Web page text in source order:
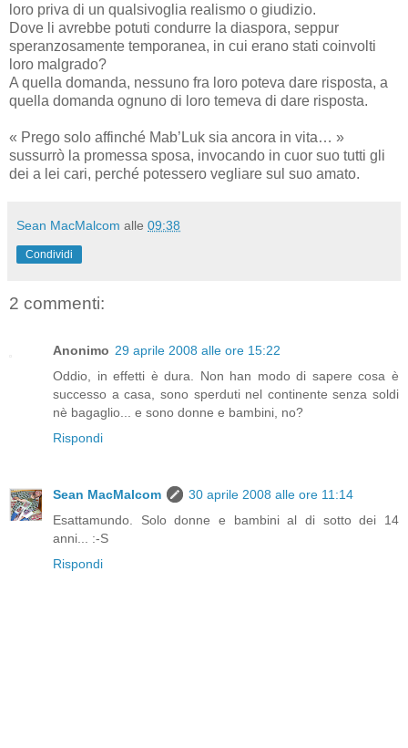
loro priva di un qualsivoglia realismo o giudizio.
Dove li avrebbe potuti condurre la diaspora, seppur
speranzosamente temporanea, in cui erano stati coinvolti
loro malgrado?
A quella domanda, nessuno fra loro poteva dare risposta, a
quella domanda ognuno di loro temeva di dare risposta.
« Prego solo affinché Mab’Luk sia ancora in vita… »
sussurrò la promessa sposa, invocando in cuor suo tutti gli
dei a lei cari, perché potessero vegliare sul suo amato.
Sean MacMalcom alle 09:38
Condividi
2 commenti:
Anonimo 29 aprile 2008 alle ore 15:22
Oddio, in effetti è dura. Non han modo di sapere cosa è
successo a casa, sono sperduti nel continente senza soldi
nè bagaglio... e sono donne e bambini, no?
Rispondi
Sean MacMalcom
30 aprile 2008 alle ore 11:14
Esattamundo. Solo donne e bambini al di sotto dei 14
anni... :-S
Rispondi